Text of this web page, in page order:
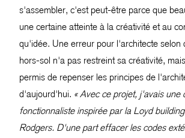
s'assembler, c'est peut-être parce que
une certaine atteinte à la créativité et au
qu'idée. Une erreur pour l'architecte selon
hors-sol n'a pas restreint sa créativité,
permis de repenser les principes de
d'aujourd'hui. « Avec ce projet, j'avais une
fonctionnaliste inspirée par la Loyd
Rodgers. D'une part effacer les codes